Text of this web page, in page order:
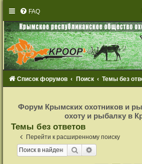
FAQ
Список форумов Поиск Темы без
с
т
Форум Крымских охотников и
охоту и рыбалку в
Темы без ответов
Перейти к расширенному поиску
Поиск